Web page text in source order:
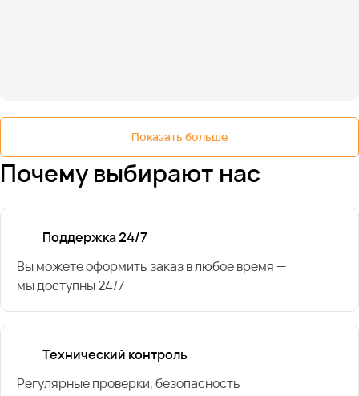
Показать больше
Почему выбирают нас
Поддержка 24/7
Вы можете оформить заказ в любое время —
мы доступны 24/7
Технический контроль
Регулярные проверки, безопасность